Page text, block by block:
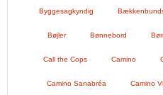
Byggesagkyndig
Bøjler Bønnebord
Call the Cops Camino
Camino Sanabréa Camino